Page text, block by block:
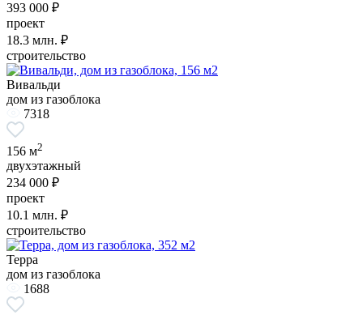
393 000 ₽
проект
18.3 млн. ₽
строительство
Вивальди
дом из газоблока
7318
156 м2
двухэтажный
234 000 ₽
проект
10.1 млн. ₽
строительство
Терра
дом из газоблока
1688